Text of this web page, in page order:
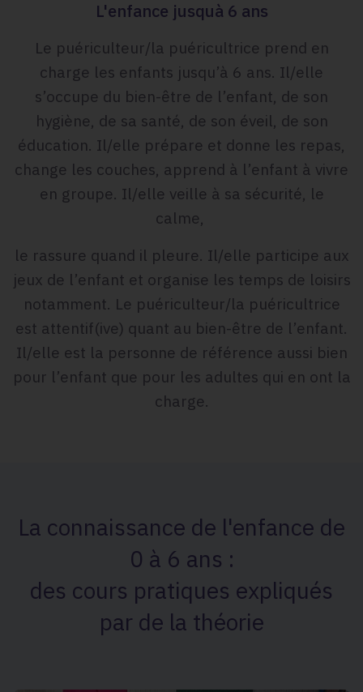
L'enfance jusquà 6 ans
Le puériculteur/la puéricultrice prend en
charge les enfants jusqu’à 6 ans. Il/elle
s’occupe du bien-être de l’enfant, de son
hygiène, de sa santé, de son éveil, de son
éducation. Il/elle prépare et donne les repas,
change les couches, apprend à l’enfant à vivre
en groupe. Il/elle veille à sa sécurité, le
calme,
le rassure quand il pleure. Il/elle participe aux
jeux de l’enfant et organise les temps de loisirs
notamment. Le puériculteur/la puéricultrice
est attentif(ive) quant au bien-être de l’enfant.
Il/elle est la personne de référence aussi bien
pour l’enfant que pour les adultes qui en ont la
charge.
La connaissance de l'enfance de
0 à 6 ans :
des cours pratiques expliqués
par de la théorie